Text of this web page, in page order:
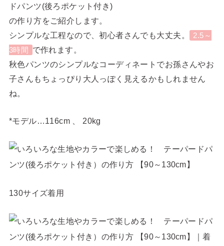
ドパンツ(後ろポケット付き)
の作り方をご紹介します。
シンプルな工程なので、初心者さんでも大丈夫。
2.5～
3時間
で作れます。
秋色パンツのシンプルなコーディネートでお孫さんやお
子さんもちょっぴり大人っぽく見えるかもしれません
ね。
*モデル…116cm 、 20kg
130サイズ着用